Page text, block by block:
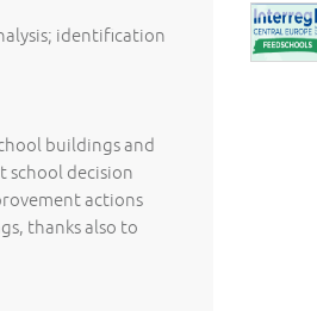
identification
buildings and
school decision
actions
thanks also to